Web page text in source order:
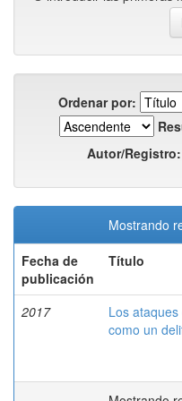
Ordenar por:
Autor/Registro:
Mostrando
Fecha de
publicación
Título
2017
Los
como un